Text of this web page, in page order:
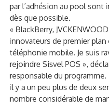
par l’adhésion au pool sont
dès que possible.
« BlackBerry,
innovateurs de premier plan
téléphonie mobile. Je suis
rejoindre Sisvel POS »,
responsable du
il y a un peu plus de deux
nombre considérable de